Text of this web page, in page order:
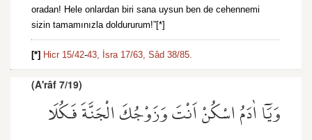
oradan! Hele onlardan biri sana uysun ben de cehennemi
sizin tamamınızla doldururum!”[*]
[*] Hicr 15/42-43, İsra 17/63, Sâd 38/85.
(A'râf 7/19)
وَيَٓا اٰدَمُ اسْكُنْ اَنْتَ وَزَوْجُكَ الْجَنَّةَ فَكُلَا